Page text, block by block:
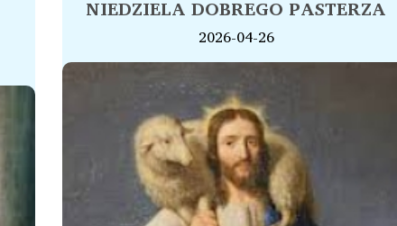
NIEDZIELA DOBREGO PASTERZA
2026-04-26